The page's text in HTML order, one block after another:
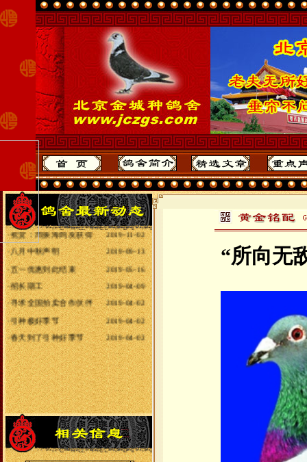
2020年全国各地赛 2020-10-31
·给全国鸽友拜年
2020-01-25
·最重要声明
2019-11-03
·祝贺：周振海鸽友获得
2019-11-02
·八月中秋声明
2019-09-13
·五一优惠到此结束
2019-05-16
·招长期工
2019-04-09
·寻求全国拍卖合作伙伴
2019-04-02
·引种极好季节
2019-04-02
·春天到了引种好季节 2019-04-02
“所向无